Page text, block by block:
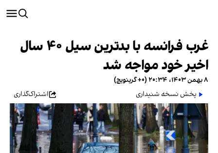
غرب فرانسه با بدترین سیل ۴۰ سال
اخیر خود مواجه شد
۸ بهمن ۱۴۰۳، ۲۰:۳۴ (‎+۰ گرینویچ)
پخش نسخه شنیداری
اشتراک‌گذاری